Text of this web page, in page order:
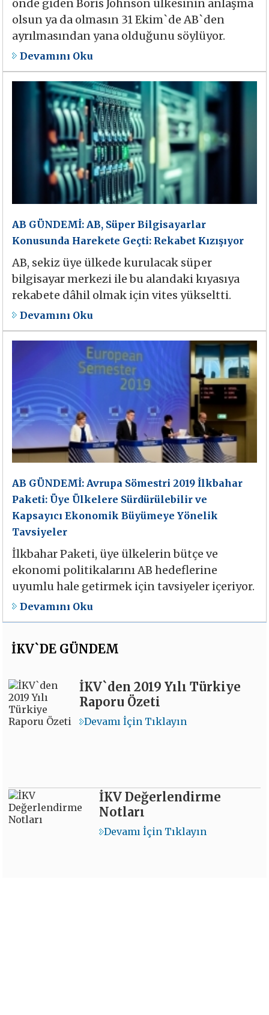
önde giden Boris Johnson ülkesinin anlaşma
olsun ya da olmasın 31 Ekim`de AB`den
ayrılmasından yana olduğunu söylüyor.
Devamını Oku
AB GÜNDEMİ: AB, Süper Bilgisayarlar
Konusunda Harekete Geçti: Rekabet Kızışıyor
AB, sekiz üye ülkede kurulacak süper
bilgisayar merkezi ile bu alandaki kıyasıya
rekabete dâhil olmak için vites yükseltti.
Devamını Oku
AB GÜNDEMİ: Avrupa Sömestri 2019 İlkbahar
Paketi: Üye Ülkelere Sürdürülebilir ve
Kapsayıcı Ekonomik Büyümeye Yönelik
Tavsiyeler
İlkbahar Paketi, üye ülkelerin bütçe ve
ekonomi politikalarını AB hedeflerine
uyumlu hale getirmek için tavsiyeler içeriyor.
Devamını Oku
İKV`DE GÜNDEM
İKV`den 2019 Yılı Türkiye
Raporu Özeti
Devamı İçin Tıklayın
İKV Değerlendirme
Notları
Devamı İçin Tıklayın